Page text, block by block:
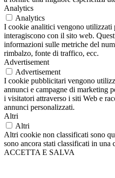
Analytics
Analytics
I cookie analitici vengono utilizzati
interagiscono con il sito web.
informazioni sulle metriche del
rimbalzo, fonte di traffico, ecc.
Advertisement
Advertisement
I cookie pubblicitari vengono
annunci e campagne di marketing
i visitatori attraverso i siti Web e
annunci personalizzati.
Altri
Altri
Altri cookie non classificati sono
sono ancora stati classificati in una
ACCETTA E SALVA